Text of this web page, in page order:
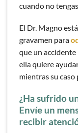
cuando no
El Dr. Magno
gravamen para
que un accidente
ella quiere
mientras su
¿Ha sufrido
Envíe un
recibir